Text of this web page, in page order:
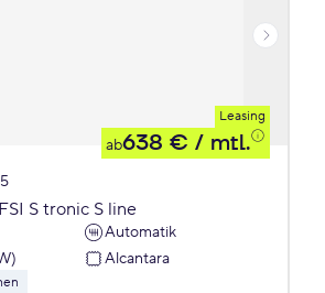
Leasing
ab638 € / mtl.
S tronic S line
Automatik
Alcantara